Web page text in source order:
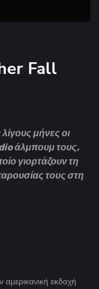
Fall
μήνες οι
άλμπουμ τους,
γιορτάζουν τη
τους στη
εκδοχή